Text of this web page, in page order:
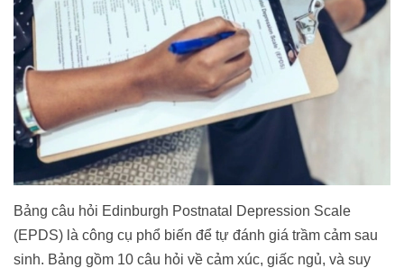
Bảng câu hỏi Edinburgh Postnatal Depression Scale
(EPDS) là công cụ phổ biến để tự đánh giá trầm cảm sau
sinh. Bảng gồm 10 câu hỏi về cảm xúc, giấc ngủ, và suy